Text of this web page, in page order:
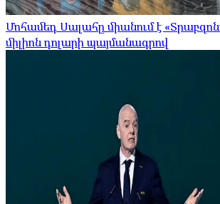
Մոհամեդ Սալահը միանում է
միլիոն դոլարի պայմանագրով